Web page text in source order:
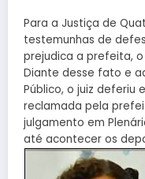
Para a Justiça de
testemunhas de
prejudica a prefeita,
Diante desse fato e
Público, o juiz deferiu
reclamada pela
julgamento em
até acontecer os